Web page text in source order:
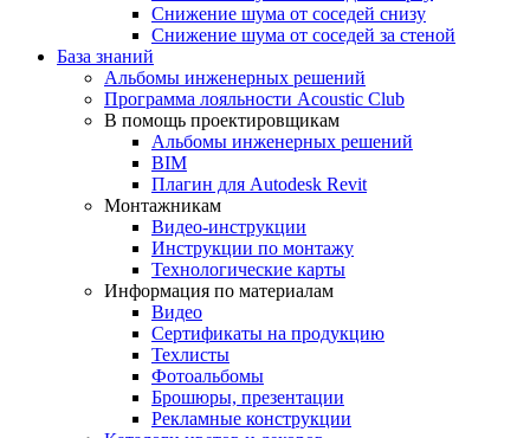
Снижение шума от соседей снизу
Снижение шума от соседей за стеной
База знаний
Альбомы инженерных решений
Программа лояльности Acoustic Club
В помощь проектировщикам
Альбомы инженерных решений
BIM
Плагин для Autodesk Revit
Монтажникам
Видео-инструкции
Инструкции по монтажу
Технологические карты
Информация по материалам
Видео
Сертификаты на продукцию
Техлисты
Фотоальбомы
Брошюры, презентации
Рекламные конструкции